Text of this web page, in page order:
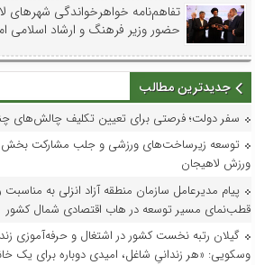
تفاهم‌نامه خواهرخواندگی شهرهای
حضور وزیر فرهنگ و ارشاد اسلامی
جدیدترین مطالب
سفر دولت؛ فرصتی برای تعیین تکلیف چالش‌های
توسعه زیرساخت‌های ورزشی و جلب مشارکت بخش
ورزش لاهیجان
پیام مدیرعامل سازمان منطقه آزاد انزلی به مناسبت
قطب‌نمای مسیر توسعه در هاب اقتصادی شمال کشور
گیلان رتبه نخست کشور در اشتغال و حرفه‌آموزی
وسکویی: «هر زندانیِ شاغل، امیدی دوباره برای یک